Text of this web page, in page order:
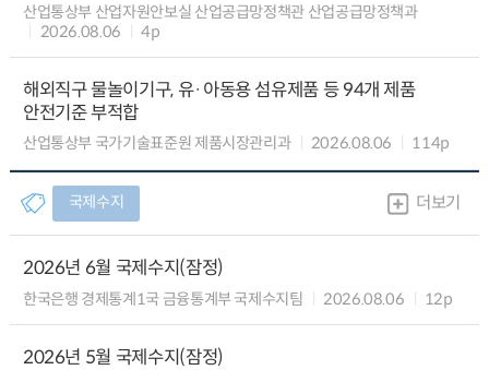
산업통상부 산업자원안보실 산업공급망정책관 산업공급망정책과
2026.08.06
4p
해외직구 물놀이기구, 유·아동용 섬유제품 등 94개 제품
안전기준 부적합
산업통상부 국가기술표준원 제품시장관리과 2026.08.06 114p
국제수지 더보기
2026년 6월 국제수지(잠정)
한국은행 경제통계1국 금융통계부 국제수지팀 2026.08.06 12p
2026년 5월 국제수지(잠정)